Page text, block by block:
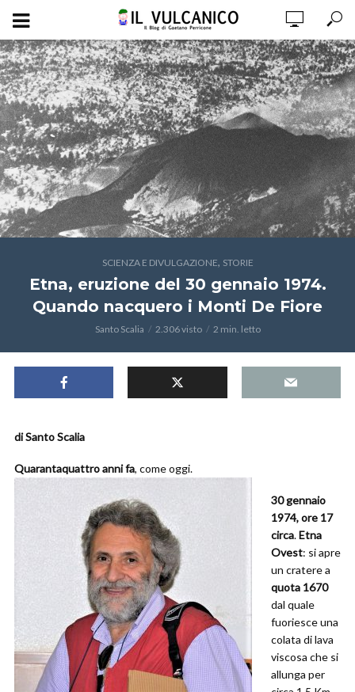
SCIENZA E DIVULGAZIONE, STORIE
Etna, eruzione del 30 gennaio 1974.
Quando nacquero i Monti De Fiore
Santo Scalia 2.306 visto 2 min. letto
di Santo Scalia
Quarantaquattro anni fa, come oggi.
30 gennaio
1974, ore 17
circa.Etna
Ovest: si apre
un cratere a
quota 1670
dal quale
fuoriesce una
colata di lava
viscosa che si
allunga per